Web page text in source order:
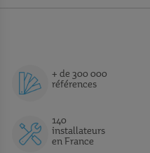
+ de 300 000
références
140
installateurs
en France